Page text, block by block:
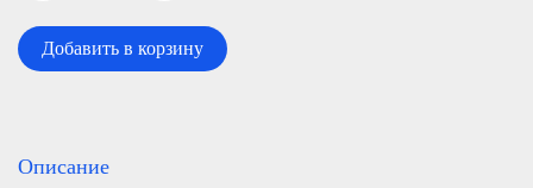
Добавить в корзину
Описание